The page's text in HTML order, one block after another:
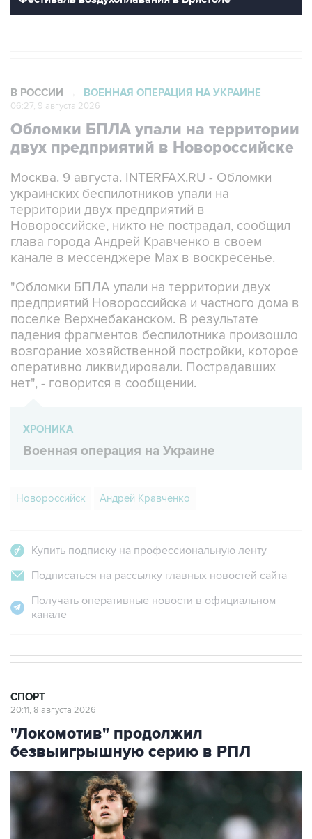
В РОССИИ → ВОЕННАЯ ОПЕРАЦИЯ НА УКРАИНЕ
06:27, 9 августа 2026
Обломки БПЛА упали на территории
двух предприятий в Новороссийске
Москва. 9 августа. INTERFAX.RU - Обломки
украинских беспилотников упали на
территории двух предприятий в
Новороссийске, никто не пострадал, сообщил
глава города Андрей Кравченко в своем
канале в мессенджере Max в воскресенье.
"Обломки БПЛА упали на территории двух
предприятий Новороссийска и частного дома в
поселке Верхнебаканском. В результате
падения фрагментов беспилотника произошло
возгорание хозяйственной постройки, которое
оперативно ликвидировали. Пострадавших
нет", - говорится в сообщении.
ХРОНИКА
Военная операция на Украине
Новороссийск Андрей Кравченко
Купить подписку на профессиональную ленту
Подписаться на рассылку главных новостей сайта
Получать оперативные новости в официальном
канале
СПОРТ
20:11, 8 августа 2026
"Локомотив" продолжил
безвыигрышную серию в РПЛ